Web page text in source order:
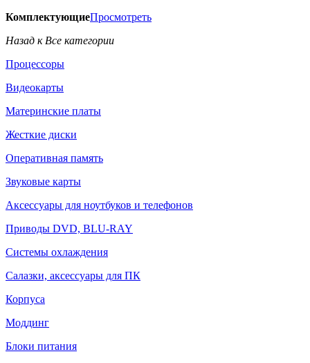
КомплектующиеПросмотреть
Назад к Все категории
Процессоры
Видеокарты
Материнские платы
Жесткие диски
Оперативная память
Звуковые карты
Аксессуары для ноутбуков и телефонов
Приводы DVD, BLU-RAY
Системы охлаждения
Салазки, аксессуары для ПК
Корпуса
Моддинг
Блоки питания